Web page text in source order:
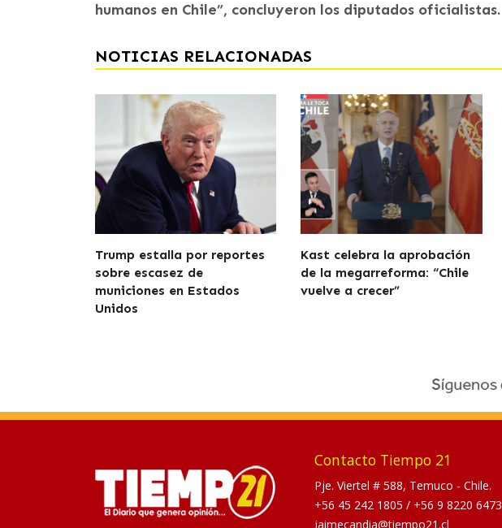
humanos en Chile”, concluyeron los diputados oficialistas.
NOTICIAS RELACIONADAS
Trump estalla por reportes
sobre escasez de
municiones en Estados
Unidos
Kast celebra la aprobación
de la megarreforma: “Chile
vuelve a crecer”
Contacto Tiempo 21
Pje. Viertel # 588, Temuco - Chile.
+56 45 242 1805 / +56 9 8220 6473
jaimecandia@tiempo21.cl